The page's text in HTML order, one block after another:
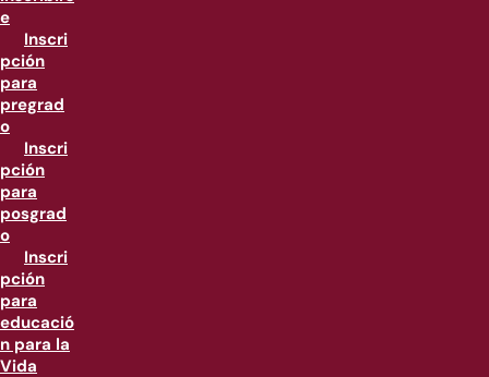
e
Inscri
pción
para
pregrad
o
Inscri
pción
para
posgrad
o
Inscri
pción
para
educació
n para la
Vida